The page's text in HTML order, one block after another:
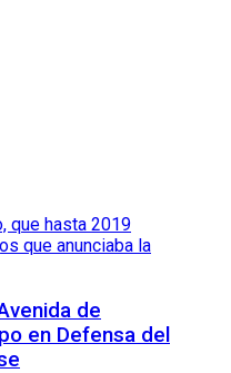
de
en Defensa del